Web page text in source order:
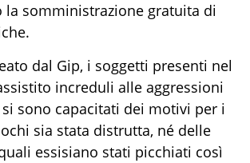
la somministrazione gratuita di
.
dal Gip, i soggetti presenti nel
stito increduli alle aggressioni
sono capacitati dei motivi per i
sia stata distrutta, né delle
essisiano stati picchiati così